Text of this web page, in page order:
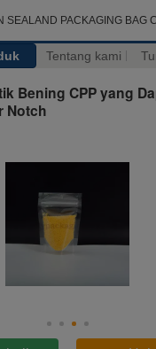
SEALAND PACKAGING BAG
Tentang kami
Bening CPP yang
Notch